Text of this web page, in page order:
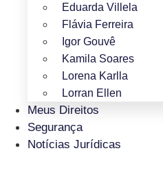
Eduarda Villela
Flávia Ferreira
Igor Gouvê
Kamila Soares
Lorena Karlla
Lorran Ellen
Meus Direitos
Segurança
Notícias Jurídicas